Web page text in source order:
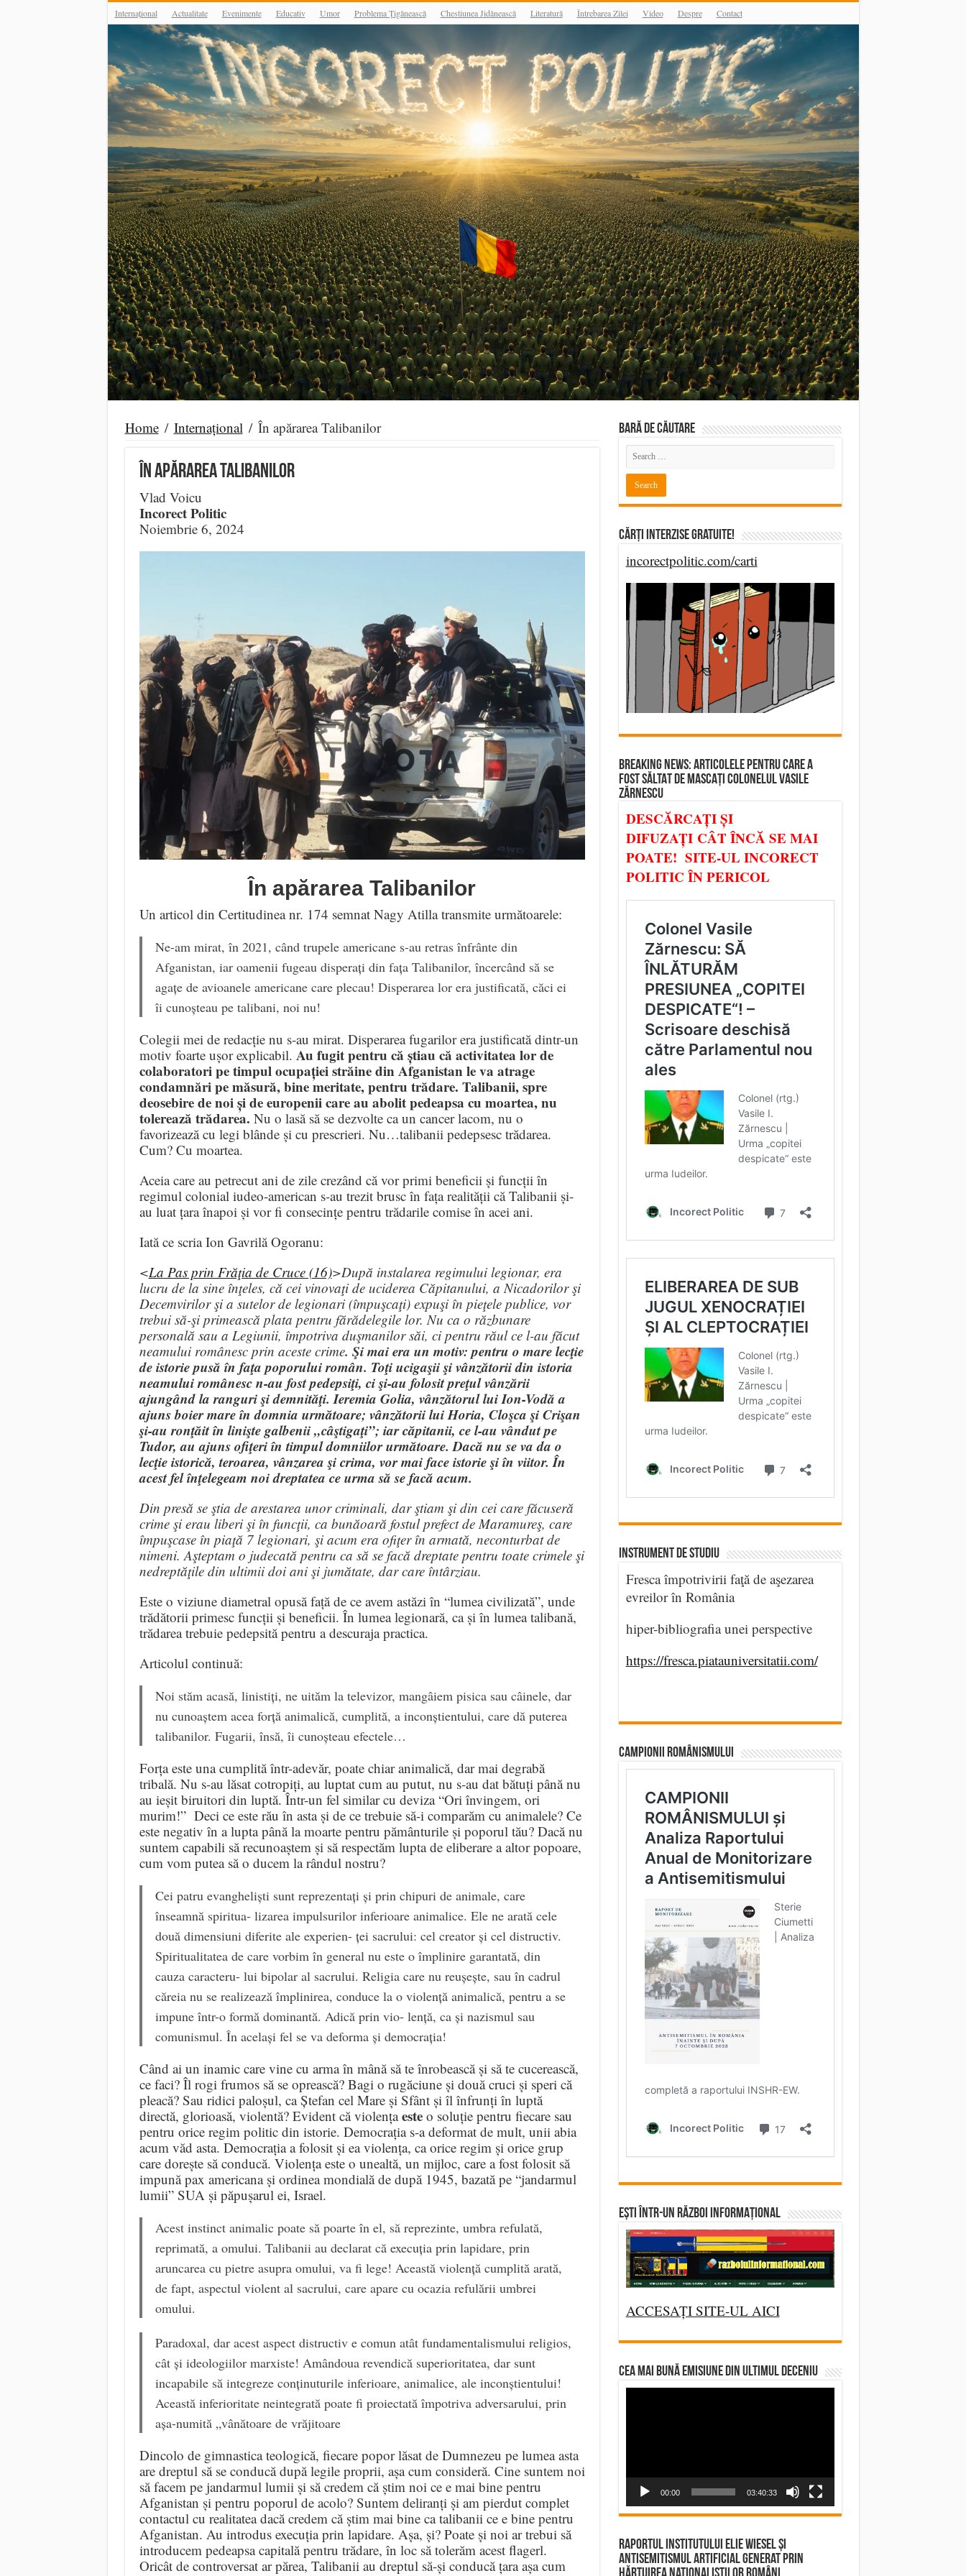
Internațional Actualitate Evenimente Educativ Umor Problema Țigănească Chestiunea Jidănească Literatură Întrebarea Zilei Video Despre Contact
Home / Internațional / În apărarea Talibanilor
În apărarea Talibanilor
Vlad Voicu
Incorect Politic
Noiembrie 6, 2024
În apărarea Talibanilor
Un articol din Certitudinea nr. 174 semnat Nagy Atilla transmite următoarele:
Ne-am mirat, în 2021, când trupele americane s-au retras înfrânte din
Afganistan, iar oamenii fugeau disperați din fața Talibanilor, încercând să se
agațe de avioanele americane care plecau! Disperarea lor era justificată, căci ei
îi cunoșteau pe talibani, noi nu!
Colegii mei de redacție nu s-au mirat. Disperarea fugarilor era justificată dintr-un
motiv foarte ușor explicabil. Au fugit pentru că știau că activitatea lor de
colaboratori pe timpul ocupației străine din Afganistan le va atrage
condamnări pe măsură, bine meritate, pentru trădare. Talibanii, spre
deosebire de noi și de europenii care au abolit pedeapsa cu moartea, nu
tolerează trădarea. Nu o lasă să se dezvolte ca un cancer lacom, nu o
favorizează cu legi blânde și cu prescrieri. Nu…talibanii pedepsesc trădarea.
Cum? Cu moartea.
Aceia care au petrecut ani de zile crezând că vor primi beneficii și funcții în
regimul colonial iudeo-american s-au trezit brusc în fața realității că Talibanii și-
au luat țara înapoi și vor fi consecințe pentru trădarile comise în acei ani.
Iată ce scria Ion Gavrilă Ogoranu:
<La Pas prin Frăţia de Cruce (16)>După instalarea regimului legionar, era
lucru de la sine înţeles, că cei vinovaţi de uciderea Căpitanului, a Nicadorilor şi
Decemvirilor şi a sutelor de legionari (împuşcaţi) expuşi în pieţele publice, vor
trebui să-şi primească plata pentru fărădelegile lor. Nu ca o răzbunare
personală sau a Legiunii, împotriva duşmanilor săi, ci pentru răul ce l-au făcut
neamului românesc prin aceste crime. Şi mai era un motiv: pentru o mare lecţie
de istorie pusă în faţa poporului român. Toţi ucigaşii şi vânzătorii din istoria
neamului românesc n-au fost pedepsiţi, ci şi-au folosit preţul vânzării
ajungând la ranguri şi demnităţi. Ieremia Golia, vânzătorul lui Ion-Vodă a
ajuns boier mare în domnia următoare; vânzătorii lui Horia, Cloşca şi Crişan
şi-au ronţăit în linişte galbenii „câştigaţi”; iar căpitanii, ce l-au vândut pe
Tudor, au ajuns ofiţeri în timpul domniilor următoare. Dacă nu se va da o
lecţie istorică, teroarea, vânzarea şi crima, vor mai face istorie şi în viitor. În
acest fel înţelegeam noi dreptatea ce urma să se facă acum.
Din presă se ştia de arestarea unor criminali, dar ştiam şi din cei care făcuseră
crime şi erau liberi şi în funcţii, ca bunăoară fostul prefect de Maramureş, care
împuşcase în piaţă 7 legionari, şi acum era ofiţer în armată, neconturbat de
nimeni. Aşteptam o judecată pentru ca să se facă dreptate pentru toate crimele şi
nedreptăţile din ultimii doi ani şi jumătate, dar care întârziau.
Este o viziune diametral opusă față de ce avem astăzi în “lumea civilizată”, unde
trădătorii primesc funcții și beneficii. În lumea legionară, ca și în lumea talibană,
trădarea trebuie pedepsită pentru a descuraja practica.
Articolul continuă:
Noi stăm acasă, linistiți, ne uităm la televizor, mangâiem pisica sau câinele, dar
nu cunoaștem acea forță animalică, cumplită, a inconștientului, care dă puterea
talibanilor. Fugarii, însă, îi cunoșteau efectele…
Forța este una cumplită într-adevăr, poate chiar animalică, dar mai degrabă
tribală. Nu s-au lăsat cotropiți, au luptat cum au putut, nu s-au dat bătuți până nu
au ieșit biruitori din luptă. Într-un fel similar cu deviza “Ori învingem, ori
murim!” Deci ce este rău în asta și de ce trebuie să-i comparăm cu animalele? Ce
este negativ în a lupta până la moarte pentru pământurile și poporul tău? Dacă nu
suntem capabili să recunoaștem și să respectăm lupta de eliberare a altor popoare,
cum vom putea să o ducem la rândul nostru?
Cei patru evangheliști sunt reprezentați și prin chipuri de animale, care
înseamnă spiritua- lizarea impulsurilor inferioare animalice. Ele ne arată cele
două dimensiuni diferite ale experien- ței sacrului: cel creator și cel distructiv.
Spiritualitatea de care vorbim în general nu este o împlinire garantată, din
cauza caracteru- lui bipolar al sacrului. Religia care nu reușește, sau în cadrul
căreia nu se realizează împlinirea, conduce la o violență animalică, pentru a se
impune într-o formă dominantă. Adică prin vio- lență, ca și nazismul sau
comunismul. În același fel se va deforma și democrația!
Când ai un inamic care vine cu arma în mână să te înrobească și să te cucerească,
ce faci? Îl rogi frumos să se oprească? Bagi o rugăciune și două cruci și speri că
pleacă? Sau ridici paloșul, ca Ștefan cel Mare și Sfânt și îl înfrunți în luptă
directă, glorioasă, violentă? Evident că violențaesteo soluție pentru fiecare sau
pentru orice regim politic din istorie. Democrația s-a deformat de mult, unii abia
acum văd asta. Democrația a folosit și ea violența, ca orice regim și orice grup
care dorește să conducă. Violența este o unealtă, un mijloc, care a fost folosit să
impună pax americana și ordinea mondială de după 1945, bazată pe “jandarmul
lumii” SUA și păpușarul ei, Israel.
Acest instinct animalic poate să poarte în el, să reprezinte, umbra refulată,
reprimată, a omului. Talibanii au declarat că execuția prin lapidare, prin
aruncarea cu pietre asupra omului, va fi lege! Această violență cumplită arată,
de fapt, aspectul violent al sacrului, care apare cu ocazia refulării umbrei
omului.
Paradoxal, dar acest aspect distructiv e comun atât fundamentalismului religios,
cât și ideologiilor marxiste! Amândoua revendică superioritatea, dar sunt
incapabile să integreze conținuturile inferioare, animalice, ale inconștientului!
Această inferioritate neintegrată poate fi proiectată împotriva adversarului, prin
așa-numită „vânătoare de vrăjitoare
Dincolo de gimnastica teologică, fiecare popor lăsat de Dumnezeu pe lumea asta
are dreptul să se conducă după legile proprii, așa cum consideră. Cine suntem noi
să facem pe jandarmul lumii și să credem că știm noi ce e mai bine pentru
Afganistan și pentru poporul de acolo? Suntem deliranți și am pierdut complet
contactul cu realitatea dacă credem că știm mai bine ca talibanii ce e bine pentru
Afganistan. Au introdus execuția prin lapidare. Așa, și? Poate și noi ar trebui să
introducem pedeapsa capitală pentru trădare, în loc să tolerăm acest flagerl.
Oricât de controversat ar părea, Talibanii au dreptul să-și conducă țara așa cum
BARĂ DE CĂUTARE
Cărți Interzise Gratuite!
incorectpolitic.com/carti
BREAKING NEWS: ARTICOLELE PENTRU CARE A
FOST SĂLTAT DE MASCAȚI COLONELUL VASILE
ZĂRNESCU
DESCĂRCAȚI ȘI
DIFUZAȚI CÂT ÎNCĂ SE MAI
POATE! SITE-UL INCORECT
POLITIC ÎN PERICOL
INSTRUMENT DE STUDIU
Fresca împotrivirii faţă de aşezarea
evreilor în România
hiper-bibliografia unei perspective
https://fresca.piatauniversitatii.com/
CAMPIONII ROMÂNISMULUI
Ești într-un RĂZBOI INFORMAȚIONAL
ACCESAȚI SITE-UL AICI
CEA MAI BUNĂ EMISIUNE DIN ULTIMUL DECENIU
00:00 03:40:33
Raportul Institutului Elie Wiesel și
Antisemitismul Artificial Generat prin